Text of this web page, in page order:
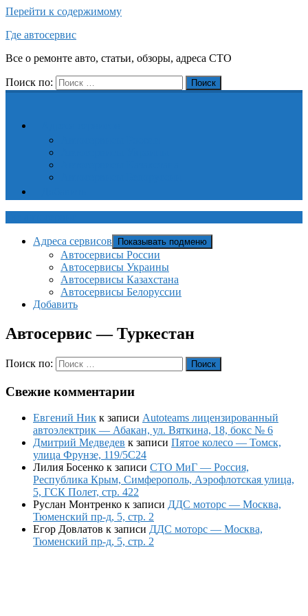
Перейти к содержимому
Где автосервис
Все о ремонте авто, статьи, обзоры, адреса СТО
Поиск по: Поиск
Адреса сервисов Показывать подменю
Автосервисы России
Автосервисы Украины
Автосервисы Казахстана
Автосервисы Белоруссии
Добавить
Автосервис — Туркестан
Поиск по: Поиск
Свежие комментарии
Евгений Ник к записи Autoteams лицензированный
автоэлектрик — Абакан, ул. Вяткина, 18, бокс № 6
Дмитрий Медведев к записи Пятое колесо — Томск,
улица Фрунзе, 119/5С24
Лилия Босенко к записи СТО МиГ — Россия,
Республика Крым, Симферополь, Аэрофлотская улица,
5, ГСК Полет, стр. 422
Руслан Монтренко к записи ДДС моторс — Москва,
Тюменский пр-д, 5, стр. 2
Егор Довлатов к записи ДДС моторс — Москва,
Тюменский пр-д, 5, стр. 2